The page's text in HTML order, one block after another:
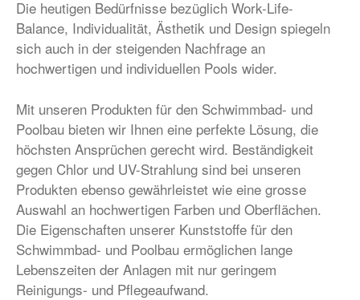
Die heutigen Bedürfnisse bezüglich Work-Life-
Balance, Individualität, Ästhetik und Design spiegeln
sich auch in der steigenden Nachfrage an
hochwertigen und individuellen Pools wider.
Mit unseren Produkten für den Schwimmbad- und
Poolbau bieten wir Ihnen eine perfekte Lösung, die
höchsten Ansprüchen gerecht wird. Beständigkeit
gegen Chlor und UV-Strahlung sind bei unseren
Produkten ebenso gewährleistet wie eine grosse
Auswahl an hochwertigen Farben und Oberflächen.
Die Eigenschaften unserer Kunststoffe für den
Schwimmbad- und Poolbau ermöglichen lange
Lebenszeiten der Anlagen mit nur geringem
Reinigungs- und Pflegeaufwand.